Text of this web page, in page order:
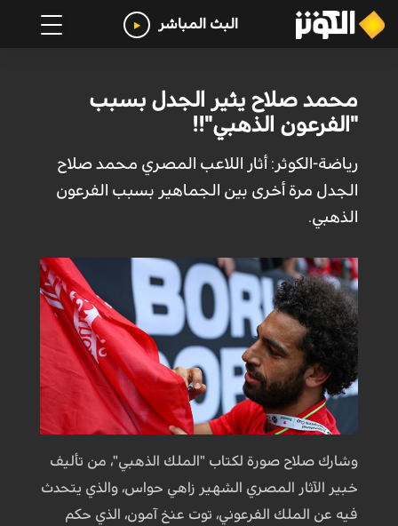
البث المباشر
محمد صلاح يثير الجدل بسبب
"الفرعون الذهبي"!!
رياضة-الكوثر: أثار اللاعب المصري محمد صلاح
الجدل مرة أخرى بين الجماهير بسبب الفرعون
الذهبي.
وشارك صلاح صورة لكتاب "الملك الذهبي"، من تأليف
خبير الآثار المصري الشهير زاهي حواس، والذي يتحدث
فيه عن الملك الفرعوني، توت عنخ آمون، الذي حكم